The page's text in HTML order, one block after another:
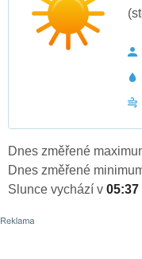
Dnes změřené
Dnes změřené
Slunce vychází v 05:37